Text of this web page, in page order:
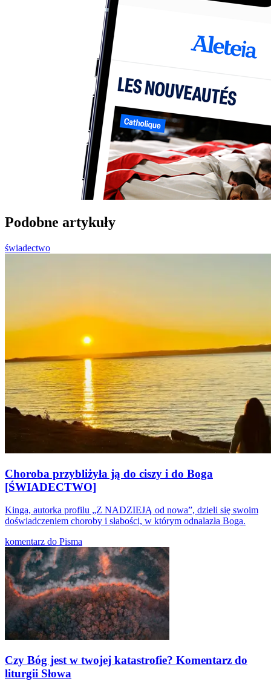
Podobne artykuły
świadectwo
Choroba przybliżyła ją do ciszy i do Boga
[ŚWIADECTWO]
Kinga, autorka profilu „Z NADZIEJĄ od nowa”, dzieli się swoim
doświadczeniem choroby i słabości, w którym odnalazła Boga.
komentarz do Pisma
Czy Bóg jest w twojej katastrofie? Komentarz do
liturgii Słowa